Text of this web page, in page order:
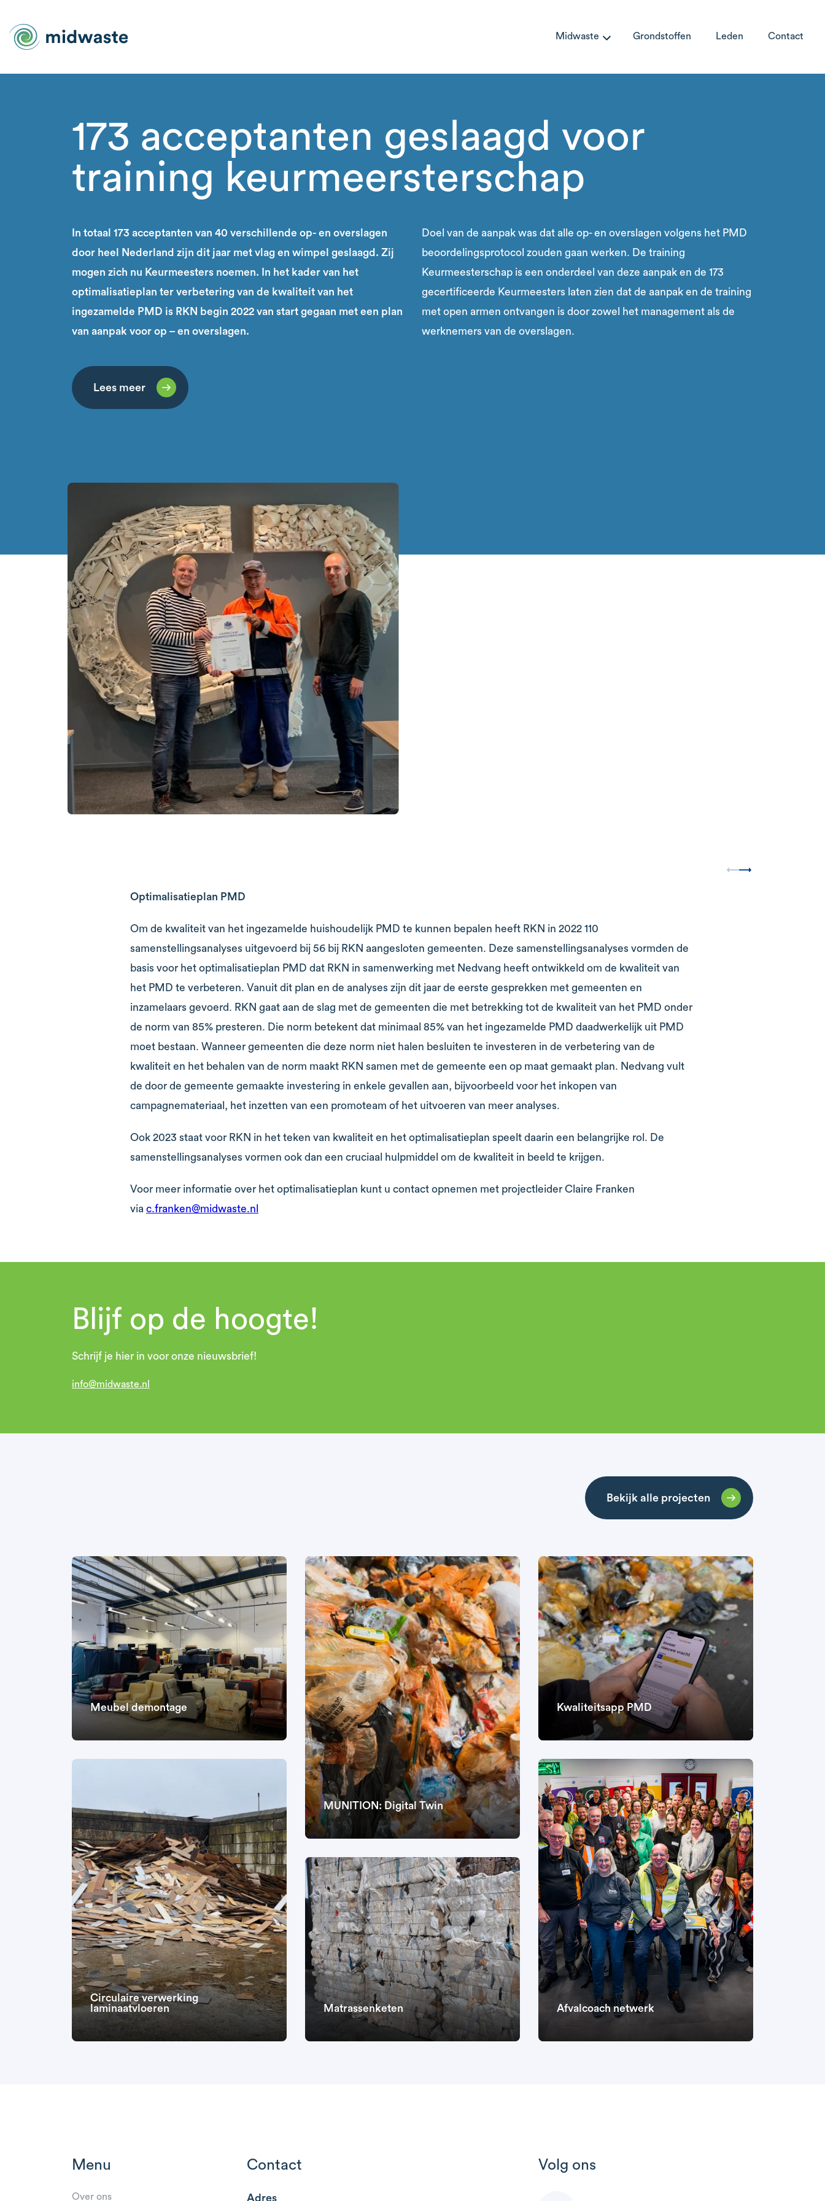
Midwaste Grondstoffen Leden Contact
173 acceptanten geslaagd voor
training keurmeersterschap
In totaal 173 acceptanten van 40 verschillende op- en overslagen
door heel Nederland zijn dit jaar met vlag en wimpel geslaagd. Zij
mogen zich nu Keurmeesters noemen. In het kader van het
optimalisatieplan ter verbetering van de kwaliteit van het
ingezamelde PMD is RKN begin 2022 van start gegaan met een plan
van aanpak voor op – en overslagen.
Lees meer
Doel van de aanpak was dat alle op- en overslagen volgens het PMD
beoordelingsprotocol zouden gaan werken. De training
Keurmeesterschap is een onderdeel van deze aanpak en de 173
gecertificeerde Keurmeesters laten zien dat de aanpak en de training
met open armen ontvangen is door zowel het management als de
werknemers van de overslagen.
Optimalisatieplan PMD
Om de kwaliteit van het ingezamelde huishoudelijk PMD te kunnen bepalen heeft RKN in 2022 110
samenstellingsanalyses uitgevoerd bij 56 bij RKN aangesloten gemeenten. Deze samenstellingsanalyses vormden de
basis voor het optimalisatieplan PMD dat RKN in samenwerking met Nedvang heeft ontwikkeld om de kwaliteit van
het PMD te verbeteren. Vanuit dit plan en de analyses zijn dit jaar de eerste gesprekken met gemeenten en
inzamelaars gevoerd. RKN gaat aan de slag met de gemeenten die met betrekking tot de kwaliteit van het PMD onder
de norm van 85% presteren. Die norm betekent dat minimaal 85% van het ingezamelde PMD daadwerkelijk uit PMD
moet bestaan. Wanneer gemeenten die deze norm niet halen besluiten te investeren in de verbetering van de
kwaliteit en het behalen van de norm maakt RKN samen met de gemeente een op maat gemaakt plan. Nedvang vult
de door de gemeente gemaakte investering in enkele gevallen aan, bijvoorbeeld voor het inkopen van
campagnemateriaal, het inzetten van een promoteam of het uitvoeren van meer analyses.
Ook 2023 staat voor RKN in het teken van kwaliteit en het optimalisatieplan speelt daarin een belangrijke rol. De
samenstellingsanalyses vormen ook dan een cruciaal hulpmiddel om de kwaliteit in beeld te krijgen.
Voor meer informatie over het optimalisatieplan kunt u contact opnemen met projectleider Claire Franken
via c.franken@midwaste.nl
Blijf op de hoogte!
Schrijf je hier in voor onze nieuwsbrief!
info@midwaste.nl
Bekijk alle projecten
Meubel demontage
MUNITION: Digital Twin
Kwaliteitsapp PMD
Circulaire verwerking
laminaatvloeren
Matrassenketen Afvalcoach netwerk
Menu
Over ons
Contact
Adres
Volg ons